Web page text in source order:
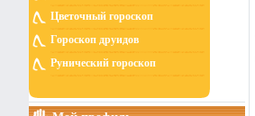
Цветочный гороскоп
Гороскоп друидов
Рунический гороскоп